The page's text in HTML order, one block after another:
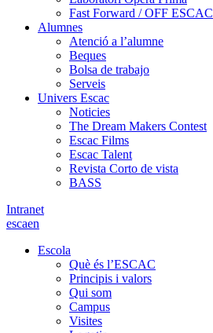
Fast Forward / OFF ESCAC
Alumnes
Atenció a l’alumne
Beques
Bolsa de trabajo
Serveis
Univers Escac
Noticies
The Dream Makers Contest
Escac Films
Escac Talent
Revista Corto de vista
BASS
Intranet
escaen
Escola
Què és l’ESCAC
Principis i valors
Qui som
Campus
Visites